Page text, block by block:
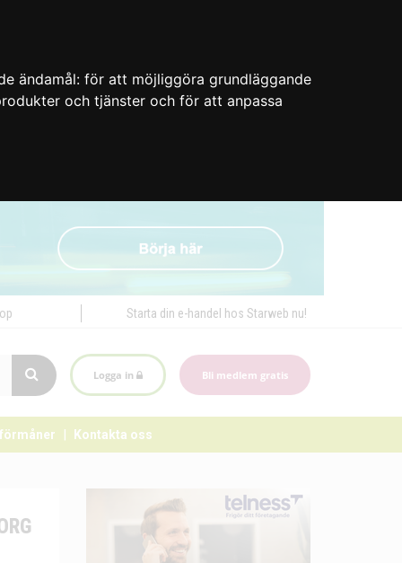
ändamål: för att möjliggöra grundläggande
och tjänster och för att anpassa
Starta din e-handel hos Starweb nu!
Logga in Bli medlem gratis
Kontakta oss